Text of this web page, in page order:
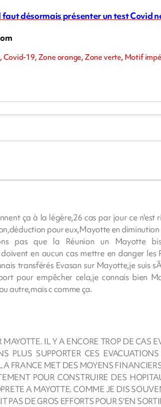
faut désormais présenter un test Covid
19, Zone orange, Zone verte, Motif
ça à la légère,26 cas par jour ce n'est
pour eux,Mayotte en
pas que la Réunion un Mayotte
en aucun cas mettre en danger les
transférés Evasan sur Mayotte,je suis
pour empêcher cela,je connais bien
autre,mais c comme ça.
MAYOTTE. IL Y A ENCORE TROP DE CAS
PLUS SUPPORTER CES
FRANCE MET DES MOYENS
POUR CONSTRUIRE DES
A MAYOTTE. COMME JE DIS
PAS DE GROS EFFORTS POUR S'EN